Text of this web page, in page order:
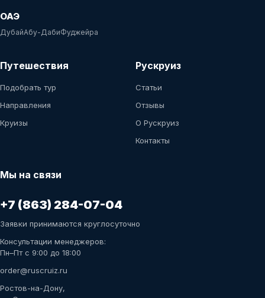
ОАЭ
ДубайАбу-ДабиФуджейра
Путешествия
Подобрать тур
Направления
Круизы
Рускруиз
Статьи
Отзывы
О Рускруиз
Контакты
Мы на связи
+7 (863) 284-07-04
Заявки принимаются круглосуточно
Консультации менеджеров:
Пн–Пт с 9:00 до 18:00
order@ruscruiz.ru
Ростов-на-Дону,